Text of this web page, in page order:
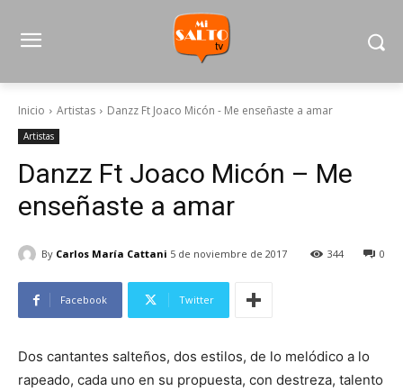
Inicio Artistas Danzz Ft Joaco Micón - Me enseñaste a amar
Artistas
Danzz Ft Joaco Micón – Me
enseñaste a amar
By Carlos María Cattani 5 de noviembre de 2017 0
344
Facebook Twitter
Dos cantantes salteños, dos estilos, de lo melódico a lo
rapeado, cada uno en su propuesta, con destreza, talento